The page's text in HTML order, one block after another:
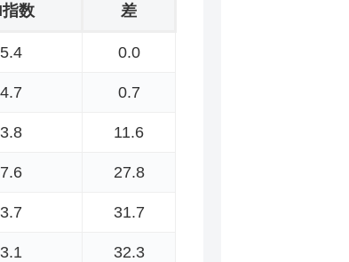
数 差
0.0
0.7
11.6
27.8
31.7
32.3